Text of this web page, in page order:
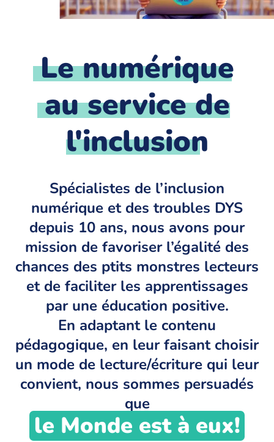
Le numérique
au service de
l'inclusion
Spécialistes de l’inclusion
numérique et des troubles DYS
depuis 10 ans, nous avons pour
mission de favoriser l’égalité des
chances des ptits monstres lecteurs
et de faciliter les apprentissages
par une éducation positive.
En adaptant le contenu
pédagogique, en leur faisant choisir
un mode de lecture/écriture qui leur
convient, nous sommes persuadés
que
le Monde est à eux!